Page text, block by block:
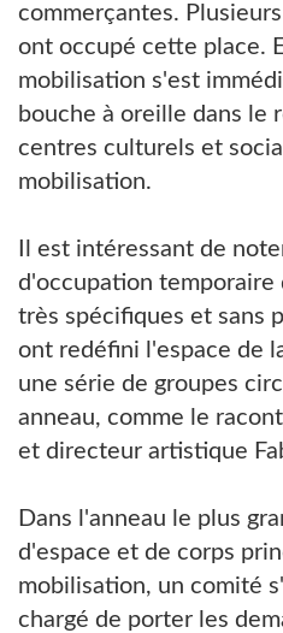
commerçantes.
ont occupé cette place.
mobilisation s'est
bouche à oreille dans le
centres culturels et
mobilisation.
Il est intéressant de
d'occupation temporaire
très spécifiques et sans
ont redéfini l'espace de
une série de groupes
anneau, comme le
et directeur artistique
Dans l'anneau le plus
d'espace et de corps
mobilisation, un comité
chargé de porter les